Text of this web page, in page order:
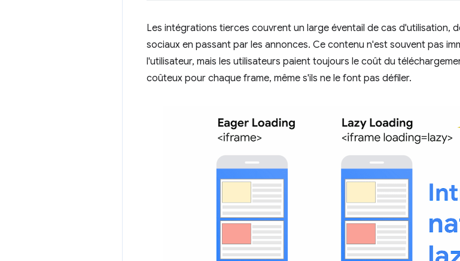
Les intégrations tierces couvrent un large éventail de cas d'utilisation,
sociaux en passant par les annonces. Ce contenu n'est souvent pas
l'utilisateur, mais les utilisateurs paient toujours le coût du
coûteux pour chaque frame, même s'ils ne le font pas défiler.